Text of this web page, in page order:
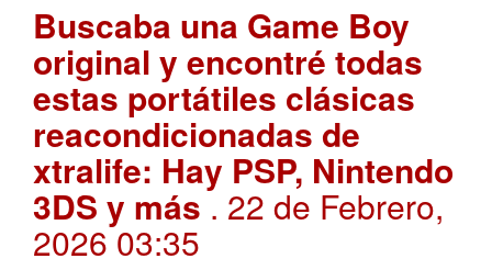
Buscaba una Game Boy
original y encontré todas
estas portátiles clásicas
reacondicionadas de
xtralife: Hay PSP, Nintendo
3DS y más. 22 de Febrero,
2026 03:35